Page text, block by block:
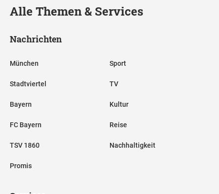
Alle Themen & Services
Nachrichten
München
Stadtviertel
Bayern
FC Bayern
TSV 1860
Promis
Sport
TV
Kultur
Reise
Nachhaltigkeit